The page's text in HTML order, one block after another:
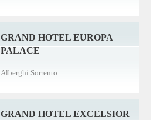
GRAND HOTEL EUROPA
PALACE
Alberghi Sorrento
GRAND HOTEL EXCELSIOR